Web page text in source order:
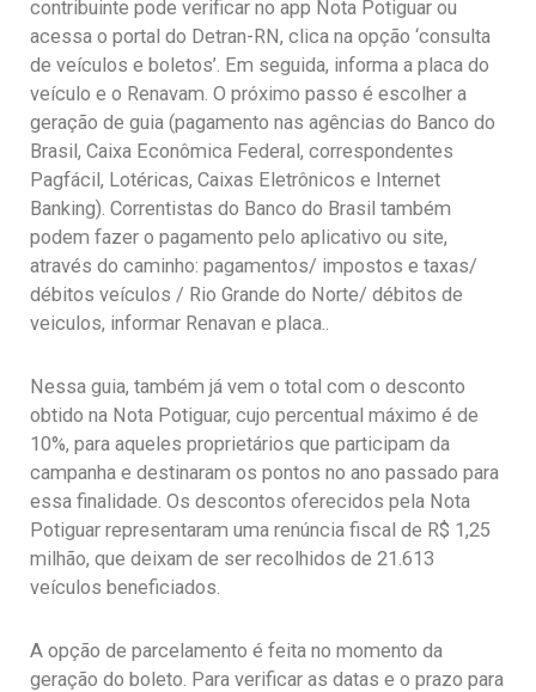
contribuinte pode verificar no app Nota Potiguar ou
acessa o portal do Detran-RN, clica na opção ‘consulta
de veículos e boletos’. Em seguida, informa a placa do
veículo e o Renavam. O próximo passo é escolher a
geração de guia (pagamento nas agências do Banco do
Brasil, Caixa Econômica Federal, correspondentes
Pagfácil, Lotéricas, Caixas Eletrônicos e Internet
Banking). Correntistas do Banco do Brasil também
podem fazer o pagamento pelo aplicativo ou site,
através do caminho: pagamentos/ impostos e taxas/
débitos veículos / Rio Grande do Norte/ débitos de
veiculos, informar Renavan e placa..
Nessa guia, também já vem o total com o desconto
obtido na Nota Potiguar, cujo percentual máximo é de
10%, para aqueles proprietários que participam da
campanha e destinaram os pontos no ano passado para
essa finalidade. Os descontos oferecidos pela Nota
Potiguar representaram uma renúncia fiscal de R$ 1,25
milhão, que deixam de ser recolhidos de 21.613
veículos beneficiados.
A opção de parcelamento é feita no momento da
geração do boleto. Para verificar as datas e o prazo para